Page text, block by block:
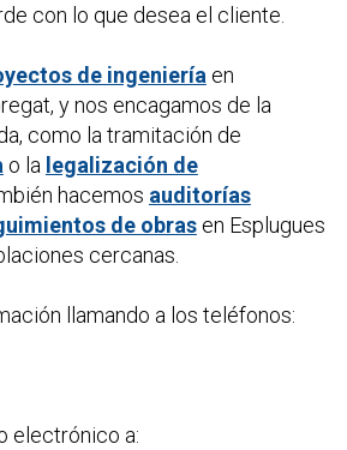
con lo que desea el cliente.
de ingeniería en
y nos encagamos de la
como la tramitación de
o la legalización de
hacemos auditorías
de obrasen Esplugues
cercanas.
llamando a los teléfonos:
electrónico a: